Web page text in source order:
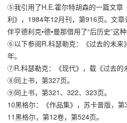
⑤我引用了H.E.霍尔特胡森的一篇文章
利》，1984年12月刊，第916页。文
伴亨德利克•德•曼那借用了“后历史”这种
⑥以下参阅R.科瑟勒克：《过去的未来
年。
⑦R.科瑟勒克：《现代》，载《过去的
⑧同上书，第327页。
⑨同上书，第321、322、323页。
10黑格尔：《作品集》，苏卡普版，第
11黑格尔，第12卷，第524页。